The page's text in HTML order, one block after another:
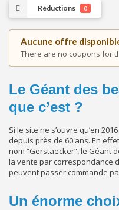
Réductions 0
Aucune offre
There are no coupons for
Le Géant des
que c’est ?
Si le site ne s’ouvre qu’en
depuis près de 60 ans. En
nom “Gerstaecker”, le Géant
la vente par correspondance
peuvent passer commande
Un énorme